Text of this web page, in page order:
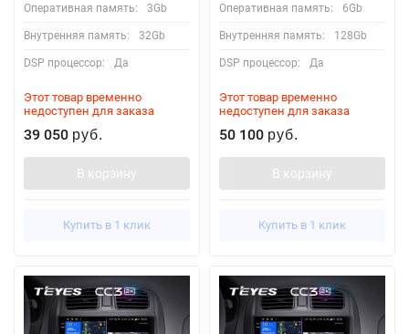
Оперативная память: 3Gb
Внутренняя память: 32Gb
DSP процессор: Да
Этот товар временно
недоступен для заказа
39 050 руб.
В корзину
Купить в 1 клик
Оперативная память: 6Gb
Внутренняя память: 128Gb
DSP процессор: Да
Этот товар временно
недоступен для заказа
50 100 руб.
В корзину
Купить в 1 клик